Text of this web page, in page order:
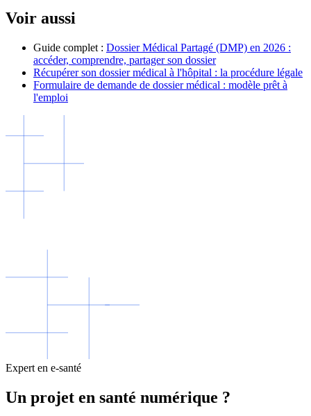
Voir aussi
Guide complet : Dossier Médical Partagé (DMP) en 2026 :
accéder, comprendre, partager son dossier
Récupérer son dossier médical à l'hôpital : la procédure légale
Formulaire de demande de dossier médical : modèle prêt à
l'emploi
Expert en e-santé
Un projet en santé numérique ?